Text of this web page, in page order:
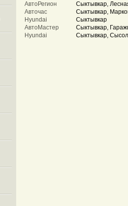
АвтоРегион
Сыктывкар,
Авточас
Сыктывкар,
Hyundai
Сыктывкар
АвтоМастер
Сыктывкар,
Hyundai
Сыктывкар,